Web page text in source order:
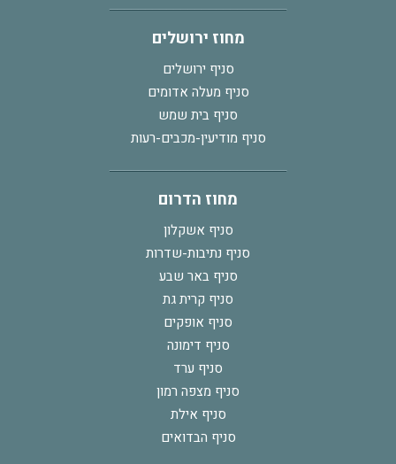
מחוז ירושלים
סניף ירושלים
סניף מעלה אדומים
סניף בית שמש
סניף מודיעין-מכבים-רעות
מחוז הדרום
סניף אשקלון
סניף נתיבות-שדרות
סניף באר שבע
סניף קרית גת
סניף אופקים
סניף דימונה
סניף ערד
סניף מצפה רמון
סניף אילת
סניף הבדואים